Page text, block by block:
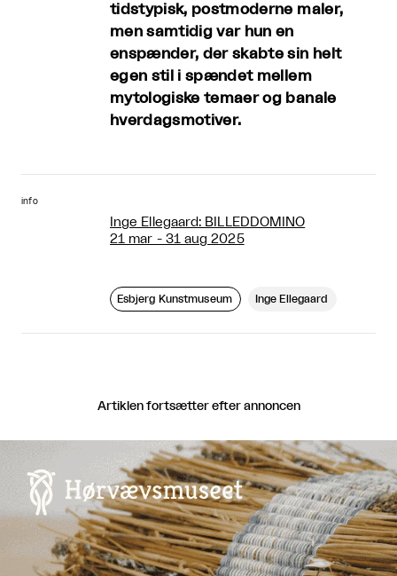
tidstypisk, postmoderne maler,
men samtidig var hun en
enspænder, der skabte sin helt
egen stil i spændet mellem
mytologiske temaer og banale
hverdagsmotiver.
info
Inge Ellegaard: BILLEDDOMINO
21 mar - 31 aug 2025
Esbjerg Kunstmuseum Inge Ellegaard
Artiklen fortsætter efter annoncen